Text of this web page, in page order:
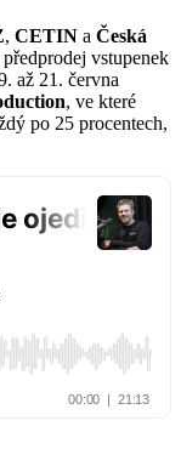
, CETIN a Česká
vstupenek
až 21. června
, ve které
po 25 procentech,